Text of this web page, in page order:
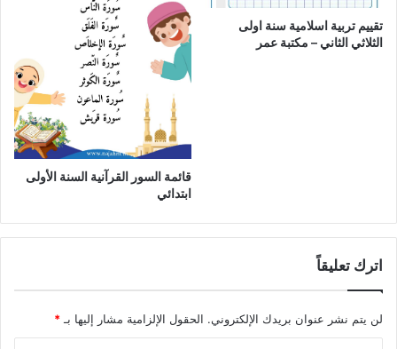
تقييم تربية اسلامية سنة اولى
الثلاثي الثاني – مكتبة عمر
قائمة السور القرآنية السنة الأولى
ابتدائي
اترك تعليقاً
لن يتم نشر عنوان بريدك الإلكتروني. الحقول الإلزامية مشار إليها بـ *